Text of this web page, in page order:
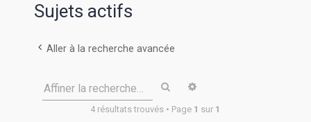
Sujets actifs
Aller à la recherche avancée
Affiner la recherche… Rechercher
4 résultats trouvés • Page 1 sur 1